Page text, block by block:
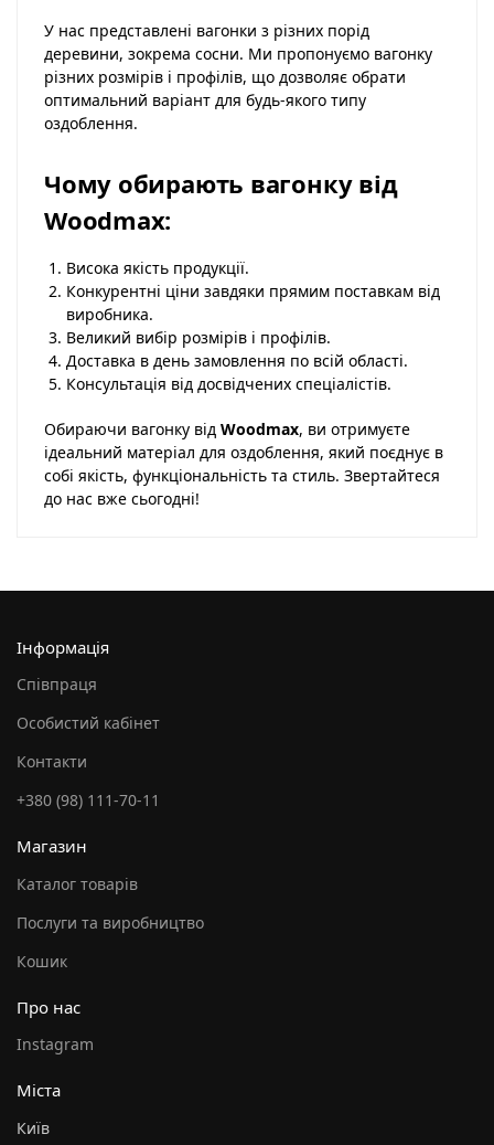
У нас представлені вагонки з різних порід
деревини, зокрема сосни. Ми пропонуємо вагонку
різних розмірів і профілів, що дозволяє обрати
оптимальний варіант для будь-якого типу
оздоблення.
Чому обирають вагонку від
Woodmax:
Висока якість продукції.
Конкурентні ціни завдяки прямим поставкам від
виробника.
Великий вибір розмірів і профілів.
Доставка в день замовлення по всій області.
Консультація від досвідчених спеціалістів.
Обираючи вагонку від Woodmax, ви отримуєте
ідеальний матеріал для оздоблення, який поєднує в
собі якість, функціональність та стиль. Звертайтеся
до нас вже сьогодні!
Інформація
Співпраця
Особистий кабінет
Контакти
+380 (98) 111-70-11
Магазин
Каталог товарів
Послуги та виробництво
Кошик
Про нас
Instagram
Міста
Київ